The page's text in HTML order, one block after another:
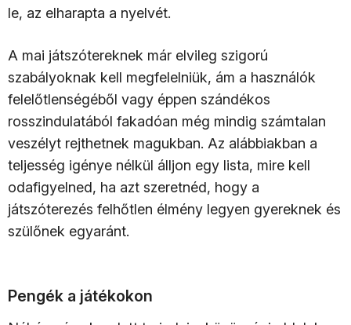
le, az elharapta a nyelvét.
A mai játszótereknek már elvileg szigorú
szabályoknak kell megfelelniük, ám a használók
felelőtlenségéből vagy éppen szándékos
rosszindulatából fakadóan még mindig számtalan
veszélyt rejthetnek magukban. Az alábbiakban a
teljesség igénye nélkül álljon egy lista, mire kell
odafigyelned, ha azt szeretnéd, hogy a
játszóterezés felhőtlen élmény legyen gyereknek és
szülőnek egyaránt.
Pengék a játékokon